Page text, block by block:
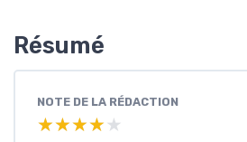
Résumé
NOTE DE LA RÉDACTION
★★★★★
★★★★★